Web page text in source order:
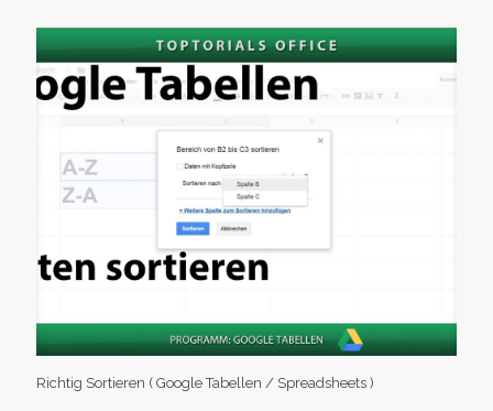
Richtig Sortieren ( Google Tabellen / Spreadsheets )